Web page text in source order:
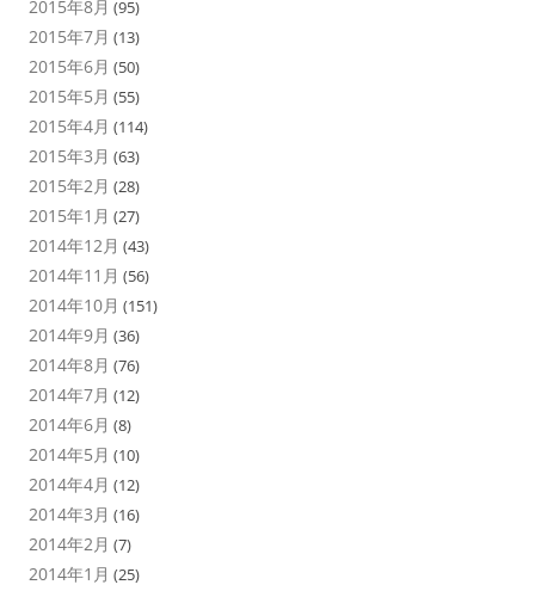
2015年8月 (95)
2015年7月 (13)
2015年6月 (50)
2015年5月 (55)
2015年4月 (114)
2015年3月 (63)
2015年2月 (28)
2015年1月 (27)
2014年12月 (43)
2014年11月 (56)
2014年10月 (151)
2014年9月 (36)
2014年8月 (76)
2014年7月 (12)
2014年6月 (8)
2014年5月 (10)
2014年4月 (12)
2014年3月 (16)
2014年2月 (7)
2014年1月 (25)